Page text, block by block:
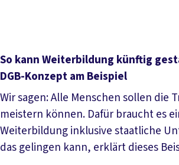
So kann Weiterbildung künftig
DGB-Konzept am Beispiel
Wir sagen: Alle Menschen sollen die
meistern können. Dafür braucht es
Weiterbildung inklusive staatliche
das gelingen kann, erklärt dieses